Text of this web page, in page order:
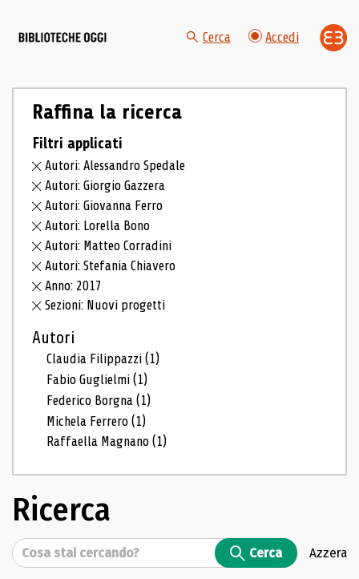
Cerca Accedi
Raffina la ricerca
Filtri applicati
Autori: Alessandro Spedale
Autori: Giorgio Gazzera
Autori: Giovanna Ferro
Autori: Lorella Bono
Autori: Matteo Corradini
Autori: Stefania Chiavero
Anno: 2017
Sezioni: Nuovi progetti
Autori
Claudia Filippazzi(1)
Fabio Guglielmi(1)
Federico Borgna(1)
Michela Ferrero(1)
Raffaella Magnano(1)
Ricerca
Cerca Cerca Azzera